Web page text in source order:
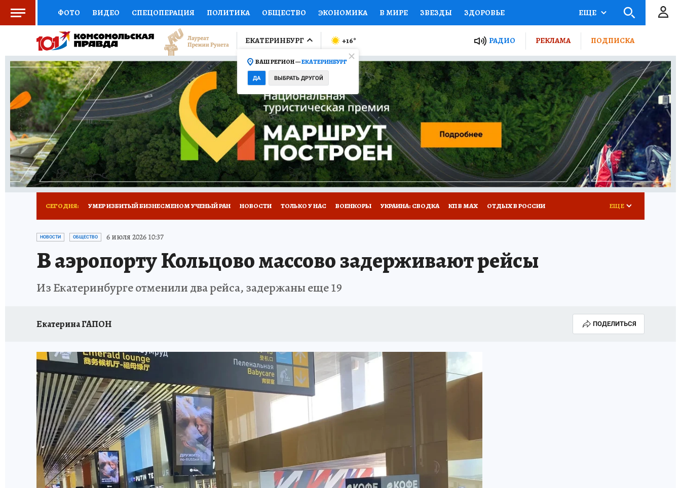
ФОТО ВИДЕО СПЕЦОПЕРАЦИЯ ПОЛИТИКА ОБЩЕСТВО ЭКОНОМИКА В МИРЕ ЗВЕЗДЫ ЗДОРОВЬЕ
СОЦПОДДЕРЖКА НАУКА СПОРТ КОЛУМНИСТЫ ПРОИСШЕСТВИЯ НАЦИОНАЛЬНЫЕ ПРОЕКТЫ РОССИИ
ВЫБОР ЭКСПЕРТОВ ДОКТОР ФИНАНСЫ ОТКРЫВАЕМ МИР Я ЗНАЮ СЕМЬЯ ЖЕНСКИЕ СЕКРЕТЫ ПУТЕВОДИТЕЛЬ
КНИЖНАЯ ПОЛКА ПРОГНОЗЫ НА СПОРТ ПРОМОКОДЫ СЕРИАЛЫ СПЕЦПРОЕКТЫ ДЕФИЦИТ ЖЕЛЕЗА ТУРИЗМ
ПРЕСС-ЦЕНТР НЕДВИЖИМОСТЬ ТЕЛЕВИЗОР КОЛЛЕКЦИИ КОНКУРСЫ РАБОТА У НАС ГИД ПОТРЕБИТЕЛЯ ВСЕ О КП
РАДИО КП ТЕСТЫ НОВОЕ НА САЙТЕ
ЕЩЕ
ЕКАТЕРИНБУРГ
ВАШ РЕГИОН —ЕКАТЕРИНБУРГ
ДА ВЫБРАТЬ ДРУГОЙ
+16° РАДИО РЕКЛАМА ПОДПИСКА
СЕГОДНЯ: УМЕР ИЗБИТЫЙ БИЗНЕСМЕНОМ УЧЕНЫЙ РАН НОВОСТИ ТОЛЬКО У НАС ВОЕНКОРЫ УКРАИНА: СВОДКА КП В МАХ ОТДЫХ В РОССИИ
ЗАПОВЕДНАЯ РОССИЯ
ЕЩЕ
НОВОСТИ ОБЩЕСТВО 6 июля 2026 10:37
В аэропорту Кольцово массово задерживают рейсы
Из Екатеринбурге отменили два рейса, задержаны еще 19
Екатерина ГАПОН ПОДЕЛИТЬСЯ